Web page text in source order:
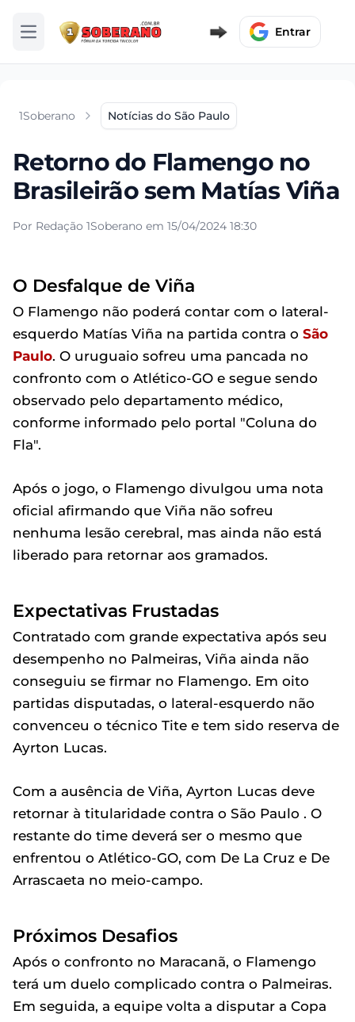
Abrir menu Entrar
1Soberano Notícias do São Paulo
Retorno do Flamengo no
Brasileirão sem Matías Viña
Por Redação 1Soberano em 15/04/2024 18:30
O Desfalque de Viña
O Flamengo não poderá contar com o lateral-
esquerdo Matías Viña na partida contra o São
Paulo. O uruguaio sofreu uma pancada no
confronto com o Atlético-GO e segue sendo
observado pelo departamento médico,
conforme informado pelo portal "Coluna do
Fla".
Após o jogo, o Flamengo divulgou uma nota
oficial afirmando que Viña não sofreu
nenhuma lesão cerebral, mas ainda não está
liberado para retornar aos gramados.
Expectativas Frustadas
Contratado com grande expectativa após seu
desempenho no Palmeiras, Viña ainda não
conseguiu se firmar no Flamengo. Em oito
partidas disputadas, o lateral-esquerdo não
convenceu o técnico Tite e tem sido reserva de
Ayrton Lucas.
Com a ausência de Viña, Ayrton Lucas deve
retornar à titularidade contra o São Paulo . O
restante do time deverá ser o mesmo que
enfrentou o Atlético-GO, com De La Cruz e De
Arrascaeta no meio-campo.
Próximos Desafios
Após o confronto no Maracanã, o Flamengo
terá um duelo complicado contra o Palmeiras.
Em seguida, a equipe volta a disputar a Copa